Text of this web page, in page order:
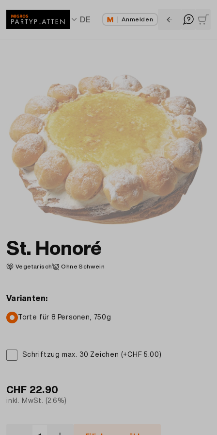
DE Anmelden
St. Honoré
Vegetarisch Ohne Schwein
Varianten:
Torte für 8 Personen, 750g
Schriftzug max. 30 Zeichen (+CHF 5.00)
CHF 22.90
inkl. MwSt. (2.6%)